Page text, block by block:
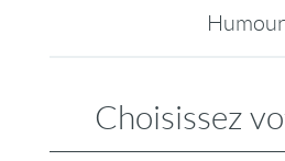
Humour
Choisissez